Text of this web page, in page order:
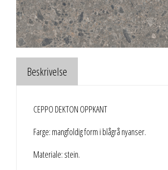
Beskrivelse
CEPPO DEKTON OPPKANT
Farge: mangfoldig form i blågrå nyanser.
Materiale: stein.